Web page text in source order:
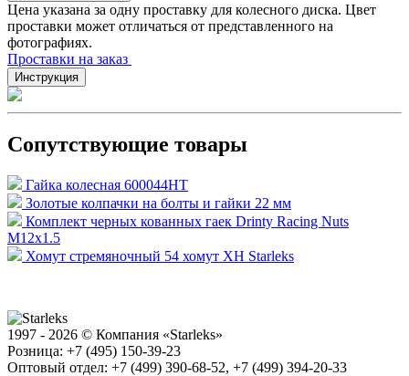
Цена указана за одну проставку для колесного диска. Цвет
проставки может отличаться от представленного на
фотографиях.
Проставки на заказ
Инструкция
Сопутствующие товары
Гайка колесная 600044HT
Золотые колпачки на болты и гайки 22 мм
Комплект черных кованных гаек Drinty Racing Nuts
М12х1.5
Хомут стремяночный 54 хомут XH Starleks
1997 - 2026 © Компания «Starleks»
Розница: +7 (495) 150-39-23
Оптовый отдел: +7 (499) 390-68-52, +7 (499) 394-20-33